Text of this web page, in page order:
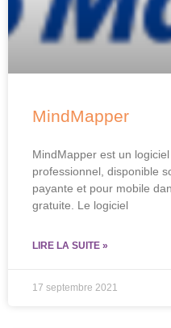
MindMapper
MindMapper est un
professionnel, disponible
payante et pour mobile
gratuite. Le logiciel
LIRE LA SUITE »
17 septembre 2021